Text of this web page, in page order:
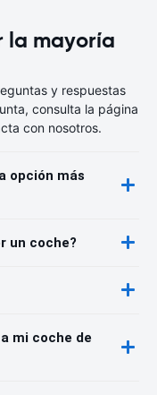
la mayoría
y respuestas
consulta la página
con nosotros.
opción más
un coche?
mi coche de